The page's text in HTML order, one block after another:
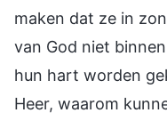
maken dat ze in
van God niet
hun hart worden
Heer, waarom